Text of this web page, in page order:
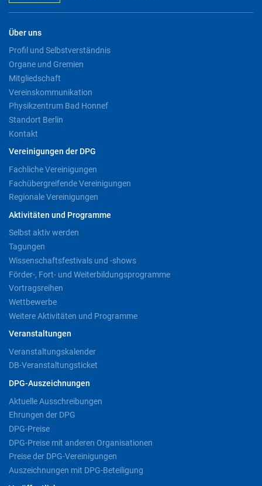
Über uns
Profil und Selbstverständnis
Organe und Gremien
Mitgliedschaft
Vereinskommunikation
Physikzentrum Bad Honnef
Standort Berlin
Kontakt
Vereinigungen der DPG
Fachliche Vereinigungen
Fachübergreifende Vereinigungen
Regionale Vereinigungen
Aktivitäten und Programme
Selbst aktiv werden
Tagungen
Wissenschaftsfestivals und -shows
Förder-, Fort- und Weiterbildungsprogramme
Vortragsreihen
Wettbewerbe
Weitere Aktivitäten und Programme
Veranstaltungen
Veranstaltungskalender
DB-Veranstaltungsticket
DPG-Auszeichnungen
Aktuelle Ausschreibungen
Ehrungen der DPG
DPG-Preise
DPG-Preise mit anderen Organisationen
Preise der DPG-Vereinigungen
Auszeichnungen mit DPG-Beteiligung